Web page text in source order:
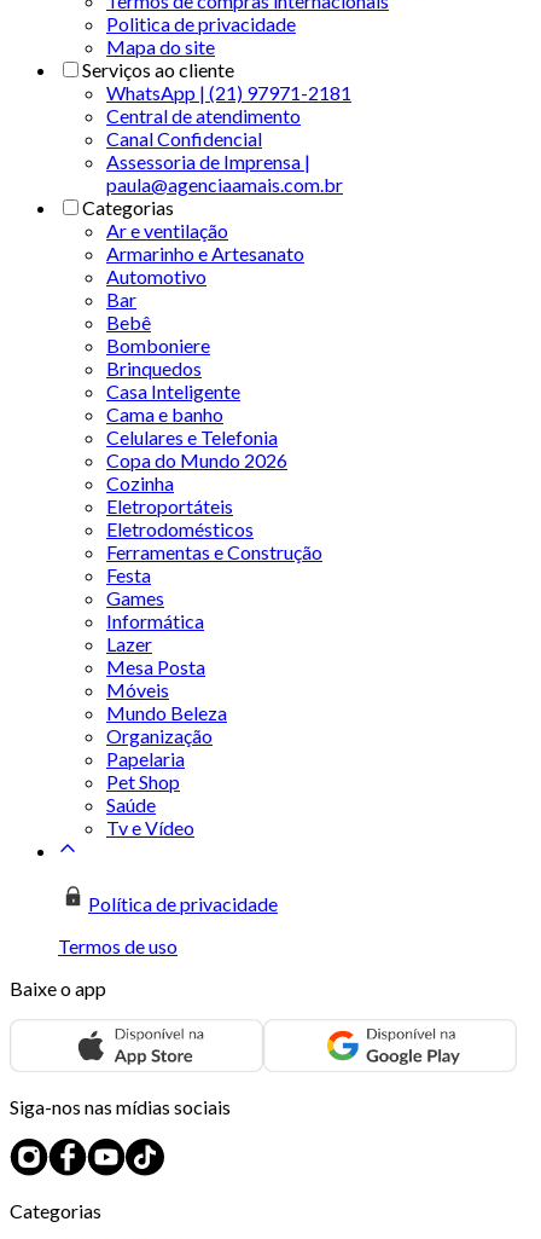
Politica de privacidade
Mapa do site
Serviços ao cliente
WhatsApp | (21) 97971-2181
Central de atendimento
Canal Confidencial
Assessoria de Imprensa |
paula@agenciaamais.com.br
Categorias
Ar e ventilação
Armarinho e Artesanato
Automotivo
Bar
Bebê
Bomboniere
Brinquedos
Casa Inteligente
Cama e banho
Celulares e Telefonia
Copa do Mundo 2026
Cozinha
Eletroportáteis
Eletrodomésticos
Ferramentas e Construção
Festa
Games
Informática
Lazer
Mesa Posta
Móveis
Mundo Beleza
Organização
Papelaria
Pet Shop
Saúde
Tv e Vídeo
Política de privacidade
Termos de uso
Baixe o app
Siga-nos nas mídias sociais
Categorias